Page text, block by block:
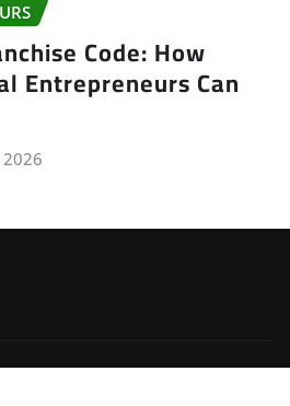
Code: How
Entrepreneurs Can
2026